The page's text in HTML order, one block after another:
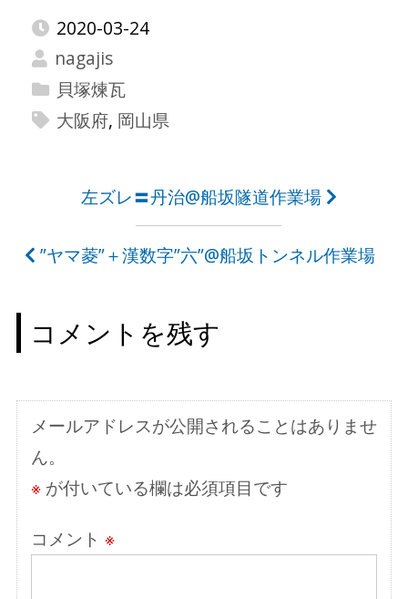
2020-03-24
nagajis
貝塚煉瓦
大阪府, 岡山県
ナ
ビ
ゲ
シ
ョ
ン
左ズレ〓丹治@船坂隧道作業場
”ヤマ菱”＋漢数字”六”@船坂トンネル作業場
コメントを残す
メールアドレスが公開されることはありませ
ん。
※が付いている欄は必須項目です
コメント ※